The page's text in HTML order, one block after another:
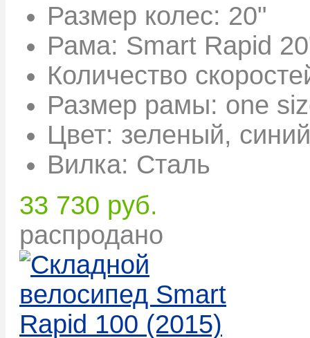
Размер колес: 20"
Рама: Smart Rapid
Количество
Размер рамы: one
Цвет: зеленый, синий
Вилка: Сталь
33 730 руб.
распродано